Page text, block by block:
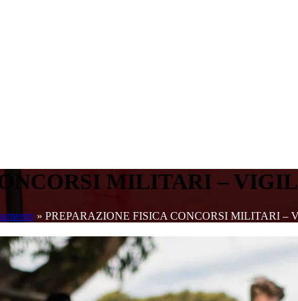
MILITARI –
» PREPARAZIONE FISICA CONCORSI MILITARI –